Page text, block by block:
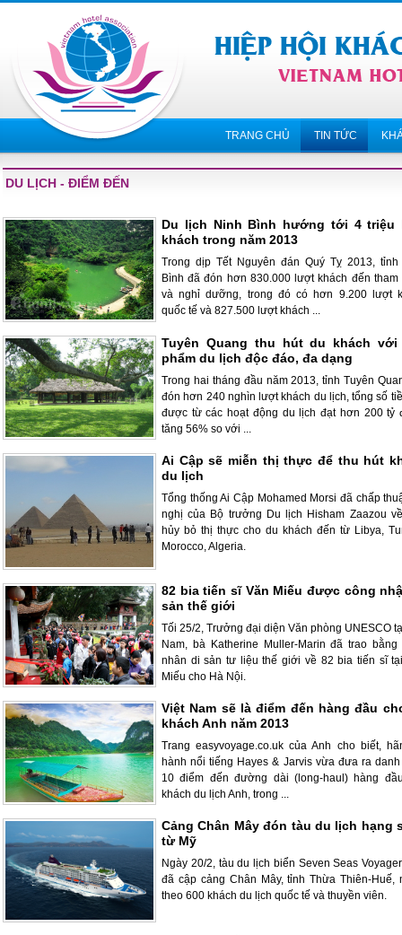
TRANG CHỦ TIN TỨC
DU LỊCH - ĐIỂM ĐẾN
Du lịch Ninh Bình hướng tới 4 triệu
khách trong năm 2013
Trong dịp Tết Nguyên đán Quý Tỵ 2013, tỉnh
Bình đã đón hơn 830.000 lượt khách đến tham
và nghỉ dưỡng, trong đó có hơn 9.200 lượt
quốc tế và 827.500 lượt khách ...
Tuyên Quang thu hút du khách với
phẩm du lịch độc đáo, đa dạng
Trong hai tháng đầu năm 2013, tỉnh Tuyên
đón hơn 240 nghìn lượt khách du lịch, tổng số
được từ các hoạt động du lịch đạt hơn 200 tỷ
tăng 56% so với ...
Ai Cập sẽ miễn thị thực để thu hút
du lịch
Tổng thống Ai Cập Mohamed Morsi đã chấp
nghị của Bộ trưởng Du lịch Hisham Zaazou
hủy bỏ thị thực cho du khách đến từ Libya,
Morocco, Algeria.
82 bia tiến sĩ Văn Miếu được công
sản thế giới
Tối 25/2, Trưởng đại diện Văn phòng UNESCO
Nam, bà Katherine Muller-Marin đã trao bằng
nhân di sản tư liệu thế giới về 82 bia tiến sĩ
Miếu cho Hà Nội.
Việt Nam sẽ là điểm đến hàng đầu
khách Anh năm 2013
Trang easyvoyage.co.uk của Anh cho biết,
hành nổi tiếng Hayes & Jarvis vừa đưa ra
10 điểm đến đường dài (long-haul) hàng
khách du lịch Anh, trong ...
Cảng Chân Mây đón tàu du lịch hạng
từ Mỹ
Ngày 20/2, tàu du lịch biển Seven Seas
đã cập cảng Chân Mây, tỉnh Thừa Thiên-Huế,
theo 600 khách du lịch quốc tế và thuyền viên.